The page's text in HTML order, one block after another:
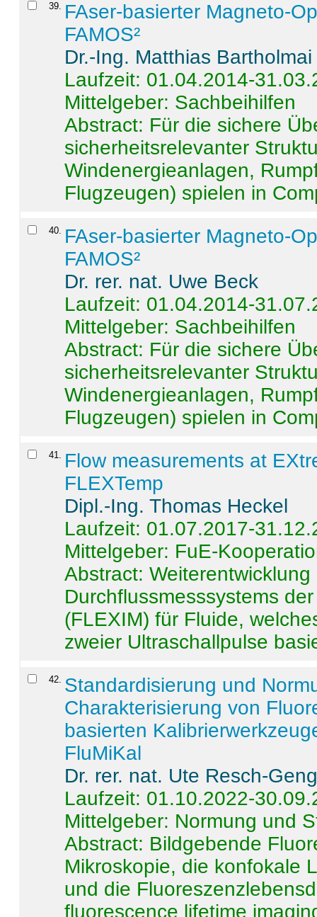
39. FAser-basierter Magneto-
FAMOS²
Dr.-Ing. Matthias Bartholmai
Laufzeit: 01.04.2014-
Mittelgeber: Sachbeihilfen
Abstract: Für die sichere
sicherheitsrelevanter
Windenergieanlagen,
Flugzeugen) spielen in
40. FAser-basierter Magneto-
FAMOS²
Dr. rer. nat. Uwe Beck
Laufzeit: 01.04.2014-
Mittelgeber: Sachbeihilfen
Abstract: Für die sichere
sicherheitsrelevanter
Windenergieanlagen,
Flugzeugen) spielen in
41. Flow measurements at
FLEXTemp
Dipl.-Ing. Thomas Heckel
Laufzeit: 01.07.2017-
Mittelgeber: FuE-
Abstract:
Durchflussmesssystems
(FLEXIM) für Fluide,
zweier Ultraschallpulse
42. Standardisierung und
Charakterisierung von
basierten
FluMiKal
Dr. rer. nat. Ute Resch-
Laufzeit: 01.10.2022-
Mittelgeber: Normung und
Abstract: Bildgebende
Mikroskopie, die konfokale
und die
fluorescence lifetime